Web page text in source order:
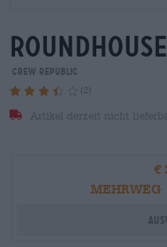
Crew Republic
(2)
Artikel derzeit nicht
€
MEHRWEG